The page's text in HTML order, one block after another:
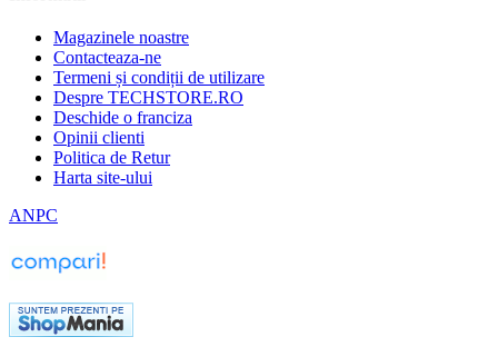
Magazinele noastre
Contacteaza-ne
Termeni și condiții de utilizare
Despre TECHSTORE.RO
Deschide o franciza
Opinii clienti
Politica de Retur
Harta site-ului
ANPC